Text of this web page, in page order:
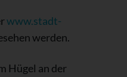
www.stadt-
werden.
Hügel an der